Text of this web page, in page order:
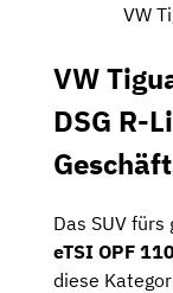
VW
VW
DSG R-
Das SUV
eTSI OPF
diese